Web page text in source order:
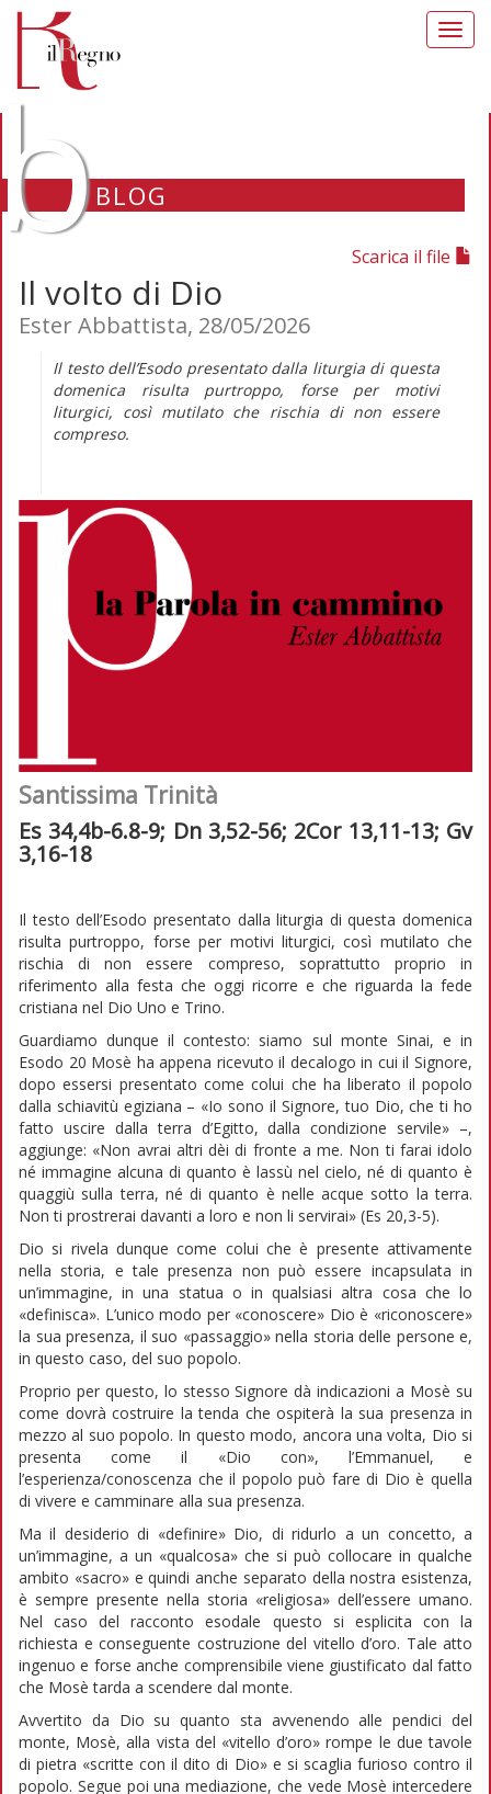
BLOG
Scarica il file
Il volto di Dio
Ester Abbattista, 28/05/2026
Il testo dell’Esodo presentato dalla liturgia di questa
domenica risulta purtroppo, forse per motivi
liturgici, così mutilato che rischia di non essere
compreso.
Santissima Trinità
Es 34,4b-6.8-9; Dn 3,52-56; 2Cor 13,11-13; Gv
3,16-18
Il testo dell’Esodo presentato dalla liturgia di questa domenica
risulta purtroppo, forse per motivi liturgici, così mutilato che
rischia di non essere compreso, soprattutto proprio in
riferimento alla festa che oggi ricorre e che riguarda la fede
cristiana nel Dio Uno e Trino.
Guardiamo dunque il contesto: siamo sul monte Sinai, e in
Esodo 20 Mosè ha appena ricevuto il decalogo in cui il Signore,
dopo essersi presentato come colui che ha liberato il popolo
dalla schiavitù egiziana – «Io sono il Signore, tuo Dio, che ti ho
fatto uscire dalla terra d’Egitto, dalla condizione servile» –,
aggiunge: «Non avrai altri dèi di fronte a me. Non ti farai idolo
né immagine alcuna di quanto è lassù nel cielo, né di quanto è
quaggiù sulla terra, né di quanto è nelle acque sotto la terra.
Non ti prostrerai davanti a loro e non li servirai» (Es 20,3-5).
Dio si rivela dunque come colui che è presente attivamente
nella storia, e tale presenza non può essere incapsulata in
un’immagine, in una statua o in qualsiasi altra cosa che lo
«definisca». L’unico modo per «conoscere» Dio è «riconoscere»
la sua presenza, il suo «passaggio» nella storia delle persone e,
in questo caso, del suo popolo.
Proprio per questo, lo stesso Signore dà indicazioni a Mosè su
come dovrà costruire la tenda che ospiterà la sua presenza in
mezzo al suo popolo. In questo modo, ancora una volta, Dio si
presenta come il «Dio con», l’Emmanuel, e
l’esperienza/conoscenza che il popolo può fare di Dio è quella
di vivere e camminare alla sua presenza.
Ma il desiderio di «definire» Dio, di ridurlo a un concetto, a
un’immagine, a un «qualcosa» che si può collocare in qualche
ambito «sacro» e quindi anche separato della nostra esistenza,
è sempre presente nella storia «religiosa» dell’essere umano.
Nel caso del racconto esodale questo si esplicita con la
richiesta e conseguente costruzione del vitello d’oro. Tale atto
ingenuo e forse anche comprensibile viene giustificato dal fatto
che Mosè tarda a scendere dal monte.
Avvertito da Dio su quanto sta avvenendo alle pendici del
monte, Mosè, alla vista del «vitello d’oro» rompe le due tavole
di pietra «scritte con il dito di Dio» e si scaglia furioso contro il
popolo. Segue poi una mediazione, che vede Mosè intercedere